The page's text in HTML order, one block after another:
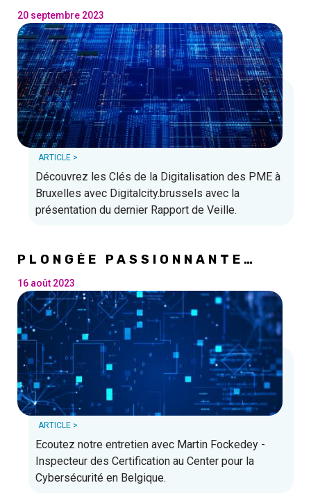
20 septembre 2023
ARTICLE >
Découvrez les Clés de la Digitalisation des PME à
Bruxelles avec Digitalcity.brussels avec la
présentation du dernier Rapport de Veille.
PLONGÉE PASSIONNANTE
ARTIFICELLE ET LA
CYBERSÉCURITÉ : ENTRETIEN
AVEC MARTIN FOCKEDEY
16 août 2023
ARTICLE >
Ecoutez notre entretien avec Martin Fockedey -
Inspecteur des Certification au Center pour la
Cybersécurité en Belgique.